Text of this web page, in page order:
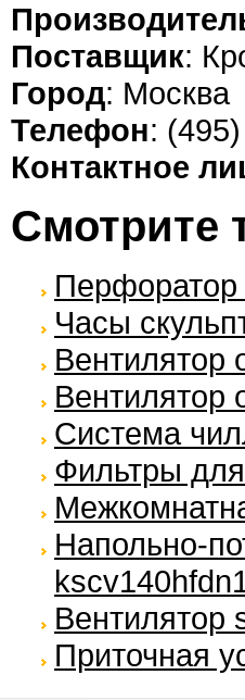
Поставщик:
Город: Москва
Телефон:
Контактное
Смотрите
Перфоратор
Часы
Вентилятор
Вентилятор
Система
Фильтры
Напольно-
Вентилятор
Приточная